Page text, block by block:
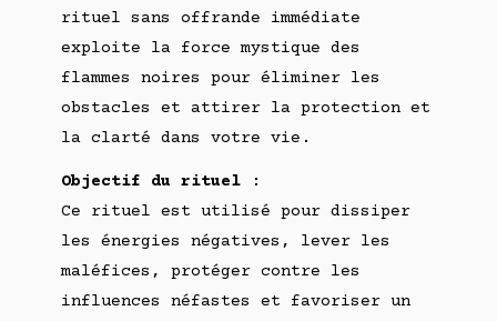
rituel sans offrande immédiate
exploite la force mystique des
flammes noires pour éliminer les
obstacles et attirer la protection et
la clarté dans votre vie.
Objectif du rituel :
Ce rituel est utilisé pour dissiper
les énergies négatives, lever les
maléfices, protéger contre les
influences néfastes et favoriser un